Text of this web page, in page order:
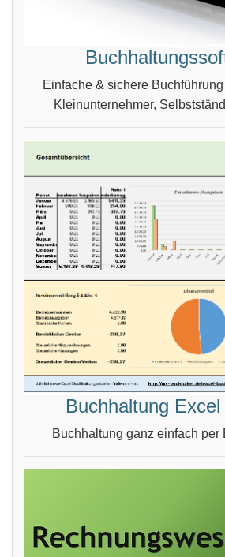
Einfache & sichere
Kleinunternehmer,
Buchhaltung
Buchhaltung ganz einfach per